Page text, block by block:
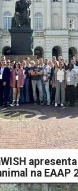
na EAAP